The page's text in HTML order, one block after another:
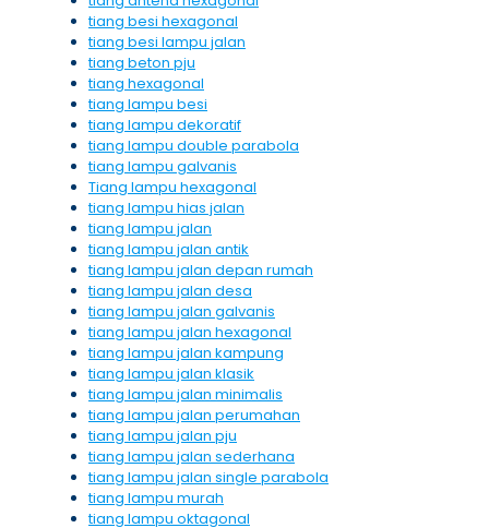
tiang besi hexagonal
tiang besi lampu jalan
tiang beton pju
tiang hexagonal
tiang lampu besi
tiang lampu dekoratif
tiang lampu double parabola
tiang lampu galvanis
Tiang lampu hexagonal
tiang lampu hias jalan
tiang lampu jalan
tiang lampu jalan antik
tiang lampu jalan depan rumah
tiang lampu jalan desa
tiang lampu jalan galvanis
tiang lampu jalan hexagonal
tiang lampu jalan kampung
tiang lampu jalan klasik
tiang lampu jalan minimalis
tiang lampu jalan perumahan
tiang lampu jalan pju
tiang lampu jalan sederhana
tiang lampu jalan single parabola
tiang lampu murah
tiang lampu oktagonal